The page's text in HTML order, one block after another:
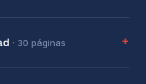
· 30 páginas